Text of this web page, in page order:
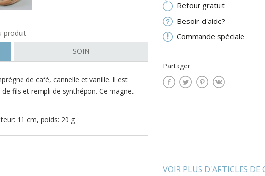
Retour gratuit
Besoin d'aide?
Commande spéciale
Partager
produit
SOIN
de café, cannelle et vanille. Il est
fils et rempli de synthépon. Ce magnet
11 cm, poids: 20 g
VOIR PLUS D'ARTICLES DE